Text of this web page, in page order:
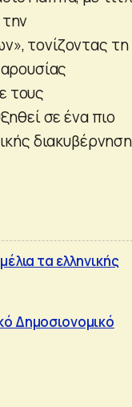
τονίζοντας τη
τους
σε ένα πιο
τα ελληνικής
Δημοσιονομικό